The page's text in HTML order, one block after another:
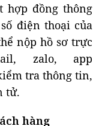
hợp đồng thông
điện thoại của
nộp hồ sơ trực
zalo, app
tra thông tin,
tử.
hàng